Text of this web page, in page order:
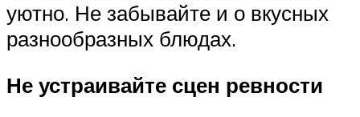
уютно. Не забывайте и о вкусных
разнообразных блюдах.
Не устраивайте сцен ревности